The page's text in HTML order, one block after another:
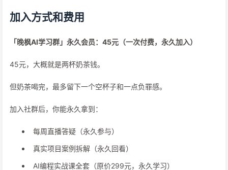
加入方式和费用
「晚枫AI学习群」永久会员：45元（一次付费，永久加入）
45元，大概就是两杯奶茶钱。
但奶茶喝完，最多留下一个空杯子和一点负罪感。
加入社群后，你能永久拿到：
每周直播答疑（永久参与）
真实项目案例拆解（永久回看）
AI编程实战课全套（原价299元，永久学习）